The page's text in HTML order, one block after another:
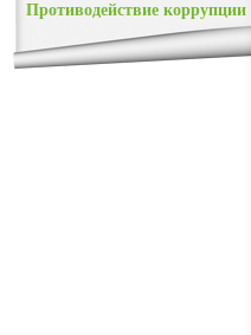
Противодействие коррупции